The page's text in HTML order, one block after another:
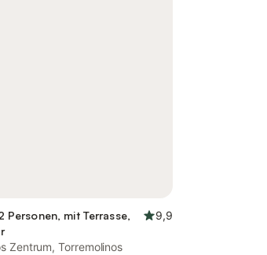
Personen, mit Terrasse,
9,9
Zentrum, Torremolinos